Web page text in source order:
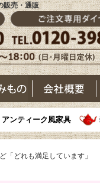
販売・通販
アンティーク風家具
「どれも満足しています」